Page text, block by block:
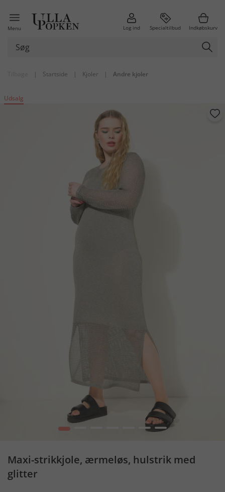
Menu Log ind Specialtilbud Indkøbskurv
| Startside | Kjoler | Andre kjoler
Udsalg
1 6 7
Maxi-strikkjole, ærmeløs, hulstrik med
glitter